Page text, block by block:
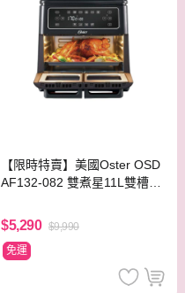
【限時特賣】美國Oster OSD
AF132-082 雙煮星11L雙槽氣
$5,290 $9,990
免運